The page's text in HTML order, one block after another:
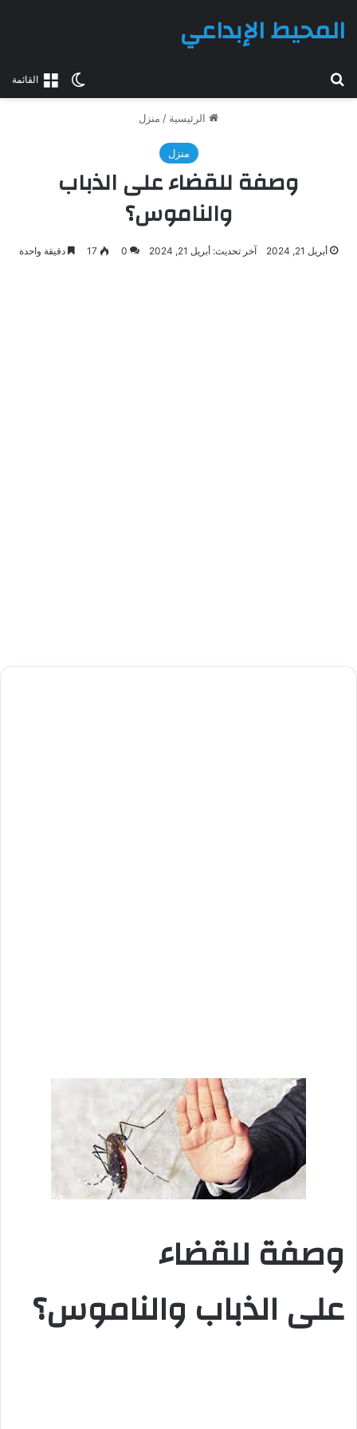
القائمةالوضع
المحيط الإبداعي
الرئيسية / منزل
منزل
وصفة للقضاء على الذباب
والناموس؟
أبريل 21, 2024 آخر تحديث: أبريل 21, 2024 0
17 دقيقة واحدة
وصفة للقضاء
على الذباب والناموس؟